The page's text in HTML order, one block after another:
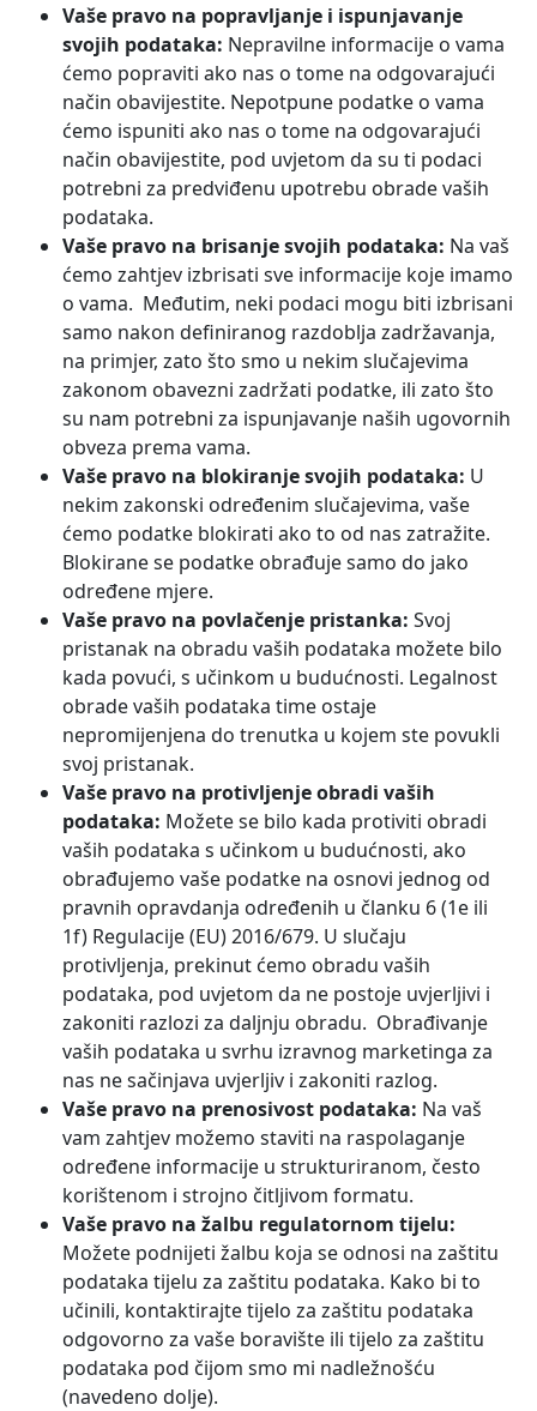
Vaše pravo na popravljanje i ispunjavanje
svojih podataka: Nepravilne informacije o vama
ćemo popraviti ako nas o tome na odgovarajući
način obavijestite. Nepotpune podatke o vama
ćemo ispuniti ako nas o tome na odgovarajući
način obavijestite, pod uvjetom da su ti podaci
potrebni za predviđenu upotrebu obrade vaših
podataka.
Vaše pravo na brisanje svojih podataka: Na vaš
ćemo zahtjev izbrisati sve informacije koje imamo
o vama. Međutim, neki podaci mogu biti izbrisani
samo nakon definiranog razdoblja zadržavanja,
na primjer, zato što smo u nekim slučajevima
zakonom obavezni zadržati podatke, ili zato što
su nam potrebni za ispunjavanje naših ugovornih
obveza prema vama.
Vaše pravo na blokiranje svojih podataka: U
nekim zakonski određenim slučajevima, vaše
ćemo podatke blokirati ako to od nas zatražite.
Blokirane se podatke obrađuje samo do jako
određene mjere.
Vaše pravo na povlačenje pristanka: Svoj
pristanak na obradu vaših podataka možete bilo
kada povući, s učinkom u budućnosti. Legalnost
obrade vaših podataka time ostaje
nepromijenjena do trenutka u kojem ste povukli
svoj pristanak.
Vaše pravo na protivljenje obradi vaših
podataka: Možete se bilo kada protiviti obradi
vaših podataka s učinkom u budućnosti, ako
obrađujemo vaše podatke na osnovi jednog od
pravnih opravdanja određenih u članku 6 (1e ili
1f) Regulacije (EU) 2016/679. U slučaju
protivljenja, prekinut ćemo obradu vaših
podataka, pod uvjetom da ne postoje uvjerljivi i
zakoniti razlozi za daljnju obradu. Obrađivanje
vaših podataka u svrhu izravnog marketinga za
nas ne sačinjava uvjerljiv i zakoniti razlog.
Vaše pravo na prenosivost podataka: Na vaš
vam zahtjev možemo staviti na raspolaganje
određene informacije u strukturiranom, često
korištenom i strojno čitljivom formatu.
Vaše pravo na žalbu regulatornom tijelu:
Možete podnijeti žalbu koja se odnosi na zaštitu
podataka tijelu za zaštitu podataka. Kako bi to
učinili, kontaktirajte tijelo za zaštitu podataka
odgovorno za vaše boravište ili tijelo za zaštitu
podataka pod čijom smo mi nadležnošću
(navedeno dolje).